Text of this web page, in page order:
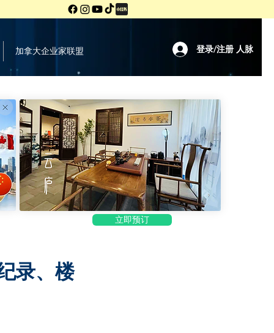
加拿大企业家联盟 登录/注册 人脉
立即预订
录、楼